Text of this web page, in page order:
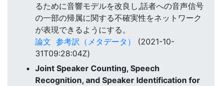
るために音響モデルを改良し,話者への音声信号
の一部の帰属に関する不確実性をネットワーク
が表現できるようにする。
論文 参考訳（メタデータ）
(2021-10-
31T09:28:04Z)
Joint Speaker Counting, Speech
Recognition, and Speaker Identification for